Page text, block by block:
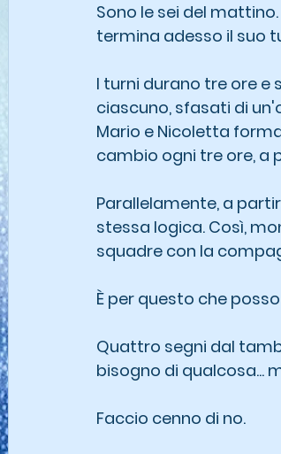
Sono le sei del
termina adesso il suo
I turni durano tre ore e
ciascuno, sfasati di
Mario e Nicoletta
cambio ogni tre ore, a
Parallelamente, a
stessa logica. Così,
squadre con la
È per questo che
Quattro segni dal
bisogno di qualcosa...
Faccio cenno di no.